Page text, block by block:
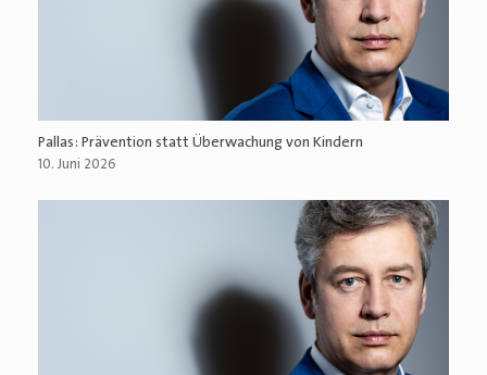
Pallas: Prävention statt Überwachung von Kindern
10. Juni 2026